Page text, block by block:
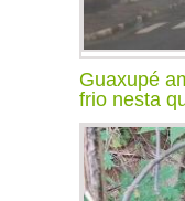
Guaxupé
frio nesta